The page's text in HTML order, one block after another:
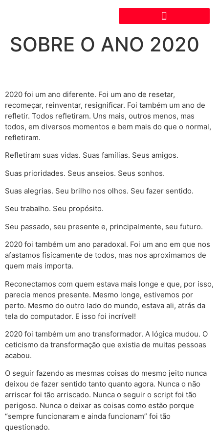
SOBRE O ANO 2020
2020 foi um ano diferente. Foi um ano de resetar,
recomeçar, reinventar, resignificar. Foi também um ano de
refletir. Todos refletiram. Uns mais, outros menos, mas
todos, em diversos momentos e bem mais do que o normal,
refletiram.
Refletiram suas vidas. Suas famílias. Seus amigos.
Suas prioridades. Seus anseios. Seus sonhos.
Suas alegrias. Seu brilho nos olhos. Seu fazer sentido.
Seu trabalho. Seu propósito.
Seu passado, seu presente e, principalmente, seu futuro.
2020 foi também um ano paradoxal. Foi um ano em que nos
afastamos fisicamente de todos, mas nos aproximamos de
quem mais importa.
Reconectamos com quem estava mais longe e que, por isso,
parecia menos presente. Mesmo longe, estivemos por
perto. Mesmo do outro lado do mundo, estava ali, atrás da
tela do computador. E isso foi incrível!
2020 foi também um ano transformador. A lógica mudou. O
ceticismo da transformação que existia de muitas pessoas
acabou.
O seguir fazendo as mesmas coisas do mesmo jeito nunca
deixou de fazer sentido tanto quanto agora. Nunca o não
arriscar foi tão arriscado. Nunca o seguir o script foi tão
perigoso. Nunca o deixar as coisas como estão porque
“sempre funcionaram e ainda funcionam” foi tão
questionado.